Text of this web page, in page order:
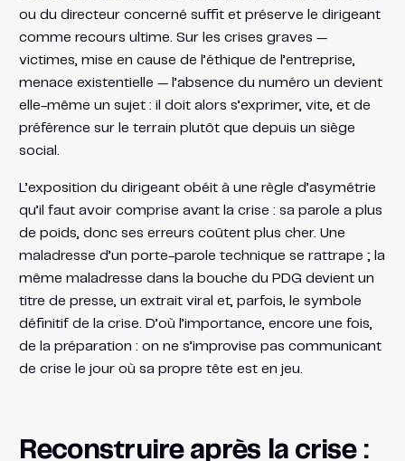
ou du directeur concerné suffit et préserve le dirigeant
comme recours ultime. Sur les crises graves —
victimes, mise en cause de l’éthique de l’entreprise,
menace existentielle — l’absence du numéro un devient
elle-même un sujet : il doit alors s’exprimer, vite, et de
préférence sur le terrain plutôt que depuis un siège
social.
L’exposition du dirigeant obéit à une règle d’asymétrie
qu’il faut avoir comprise avant la crise : sa parole a plus
de poids, donc ses erreurs coûtent plus cher. Une
maladresse d’un porte-parole technique se rattrape ; la
même maladresse dans la bouche du PDG devient un
titre de presse, un extrait viral et, parfois, le symbole
définitif de la crise. D’où l’importance, encore une fois,
de la préparation : on ne s’improvise pas communicant
de crise le jour où sa propre tête est en jeu.
Reconstruire après la crise :